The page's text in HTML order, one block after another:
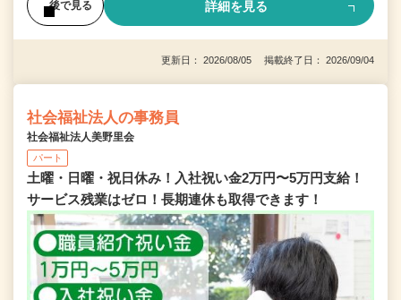
後で見る 詳細を見る
更新日： 2026/08/05 掲載終了日： 2026/09/04
社会福祉法人の事務員
社会福祉法人美野里会
パート
土曜・日曜・祝日休み！入社祝い金2万円〜5万円支給！
サービス残業はゼロ！長期連休も取得できます！